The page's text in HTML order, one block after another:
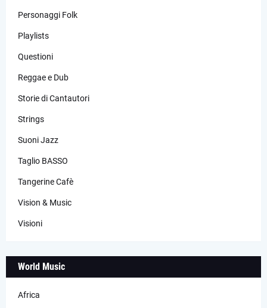
Personaggi Folk
Playlists
Questioni
Reggae e Dub
Storie di Cantautori
Strings
Suoni Jazz
Taglio BASSO
Tangerine Cafè
Vision & Music
Visioni
World Music
Africa